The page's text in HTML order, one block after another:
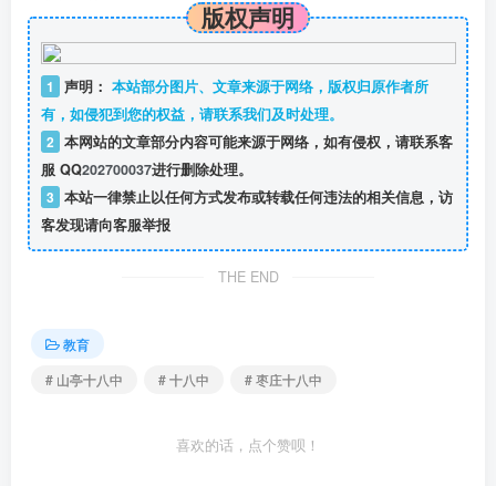
版权声明
1 声明： 本站部分图片、文章来源于网络，版权归原作者所
有，如侵犯到您的权益，请联系我们及时处理。
2 本网站的文章部分内容可能来源于网络，如有侵权，请联系客
服 QQ202700037进行删除处理。
3 本站一律禁止以任何方式发布或转载任何违法的相关信息，访
客发现请向客服举报
THE END
教育
# 山亭十八中
# 十八中 # 枣庄十八中
喜欢的话，点个赞呗！